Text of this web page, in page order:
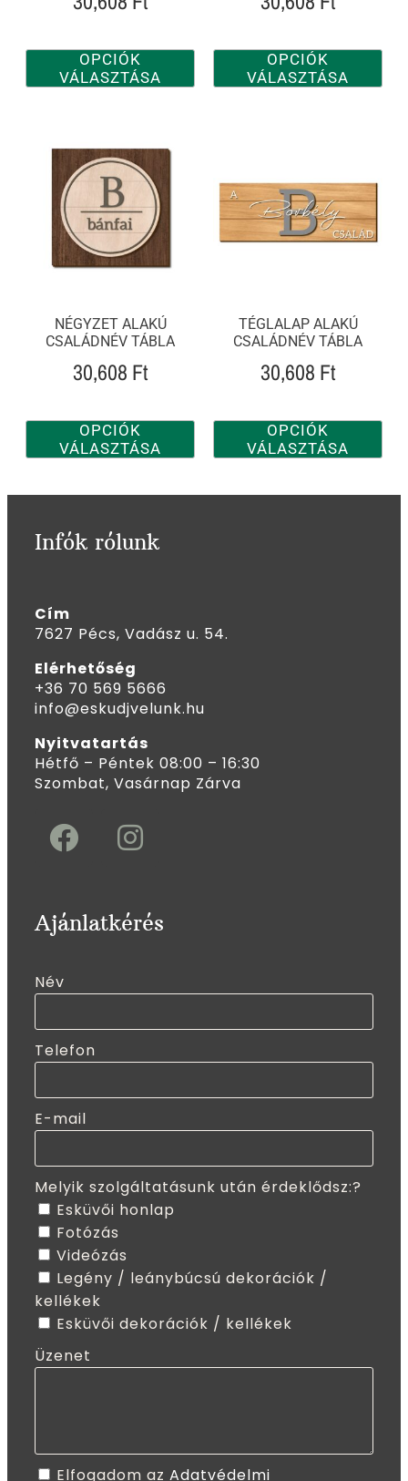
OPCIÓK
VÁLASZTÁSA
OPCIÓK
VÁLASZTÁSA
NÉGYZET ALAKÚ
CSALÁDNÉV TÁBLA
30,608 Ft
OPCIÓK
VÁLASZTÁSA
TÉGLALAP ALAKÚ
CSALÁDNÉV TÁBLA
30,608 Ft
OPCIÓK
VÁLASZTÁSA
Infók rólunk
Cím
7627 Pécs, Vadász u. 54.
Elérhetőség
+36 70 569 5666
info@eskudjvelunk.hu
Nyitvatartás
Hétfő – Péntek 08:00 – 16:30
Szombat, Vasárnap Zárva
Ajánlatkérés
Név
Telefon
E-mail
Melyik szolgáltatásunk után érdeklődsz:?
Esküvői honlap
Fotózás
Videózás
Legény / leánybúcsú dekorációk /
kellékek
Esküvői dekorációk / kellékek
Üzenet
Elfogadom az Adatvédelmi